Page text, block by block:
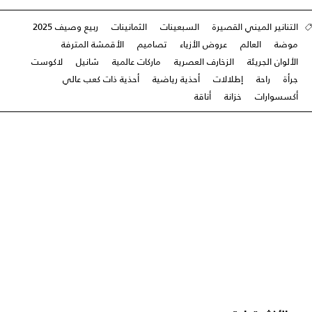
التنانير الميني القصيرة السبعينات الثمانينات
ربيع وصيف 2025
موضة
العالم عروض الأزياء تصاميم
الأقمشة المترفة
الألوان الجريئة
الزخارف العصرية ماركات عالمية شانيل
لاكوست
جرأة
راحة إطلالات أحذية رياضية
أحذية ذات كعب عالي
أكسسوارات
خزانة أناقة